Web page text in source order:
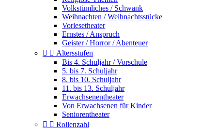
Volkstümliches / Schwank
Weihnachten / Weihnachtsstücke
Vorlesetheater
Ernstes / Anspruch
Geister / Horror / Abenteuer
  Altersstufen
Bis 4. Schuljahr / Vorschule
5. bis 7. Schuljahr
8. bis 10. Schuljahr
11. bis 13. Schuljahr
Erwachsenentheater
Von Erwachsenen für Kinder
Seniorentheater
  Rollenzahl